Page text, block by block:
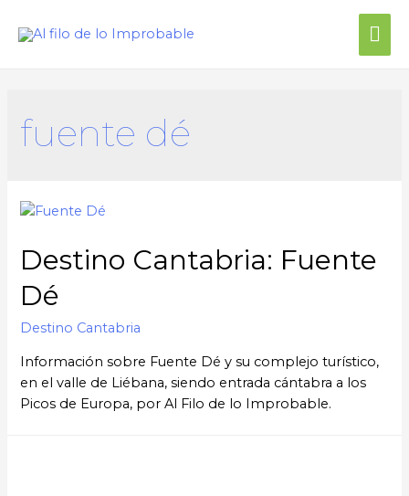
fuente dé
Destino Cantabria: Fuente
Dé
Destino Cantabria
Información sobre Fuente Dé y su complejo turístico,
en el valle de Liébana, siendo entrada cántabra a los
Picos de Europa, por Al Filo de lo Improbable.